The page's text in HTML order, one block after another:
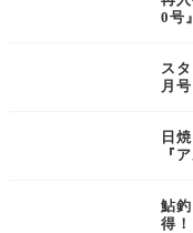
0号
ス
月号
日
『
鮎
得！